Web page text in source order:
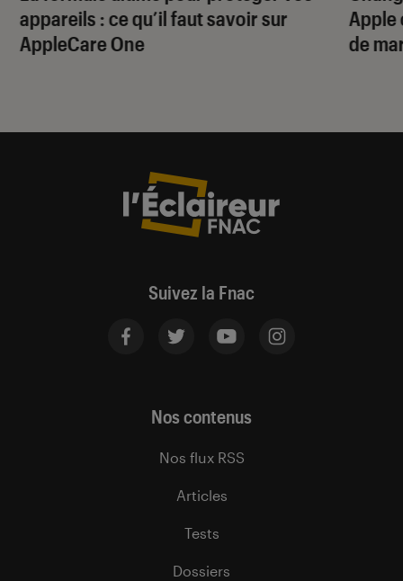
appareils : ce qu’il faut savoir sur
AppleCare One
Apple
de
Suivez la Fnac
Nos contenus
Nos flux RSS
Articles
Tests
Dossiers